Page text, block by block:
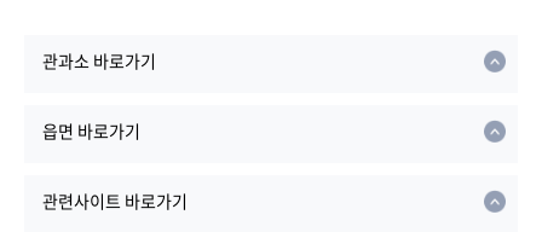
관과소 바로가기
읍면 바로가기
관련사이트 바로가기